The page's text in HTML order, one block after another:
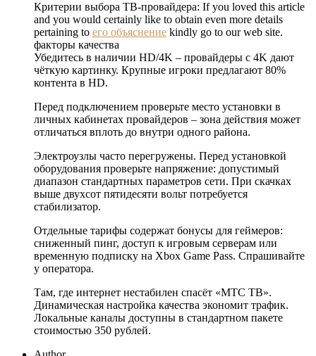
Критерии выбора ТВ-провайдера: If you loved this article
and you would certainly like to obtain even more details
pertaining to его объяснение kindly go to our web site.
факторы качества
Убедитесь в наличии HD/4K – провайдеры с 4K дают
чёткую картинку. Крупные игроки предлагают 80%
контента в HD.
Перед подключением проверьте место установки в
личных кабинетах провайдеров – зона действия может
отличаться вплоть до внутри одного района.
Электроузлы часто перегружены. Перед установкой
оборудования проверьте напряжение: допустимый
диапазон стандартных параметров сети. При скачках
выше двухсот пятидесяти вольт потребуется
стабилизатор.
Отдельные тарифы содержат бонусы для геймеров:
сниженный пинг, доступ к игровым серверам или
временную подписку на Xbox Game Pass. Спрашивайте
у оператора.
Там, где интернет нестабилен спасёт «МТС ТВ».
Динамическая настройка качества экономит трафик.
Локальные каналы доступны в стандартном пакете
стоимостью 350 рублей.